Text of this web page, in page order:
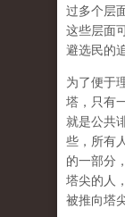
过多个层
这些层面
避选民的
为了便于
塔，只有
就是公共
些，所有
的一部分
塔尖的人
被推向塔尖